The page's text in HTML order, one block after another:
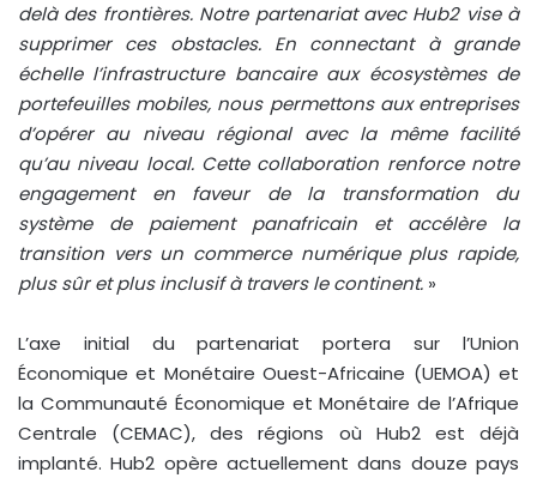
delà des frontières. Notre partenariat avec Hub2 vise à
supprimer ces obstacles. En connectant à grande
échelle l’infrastructure bancaire aux écosystèmes de
portefeuilles mobiles, nous permettons aux entreprises
d’opérer au niveau régional avec la même facilité
qu’au niveau local. Cette collaboration renforce notre
engagement en faveur de la transformation du
système de paiement panafricain et accélère la
transition vers un commerce numérique plus rapide,
plus sûr et plus inclusif à travers le continent. »
L’axe initial du partenariat portera sur l’Union
Économique et Monétaire Ouest-Africaine (UEMOA) et
la Communauté Économique et Monétaire de l’Afrique
Centrale (CEMAC), des régions où Hub2 est déjà
implanté. Hub2 opère actuellement dans douze pays